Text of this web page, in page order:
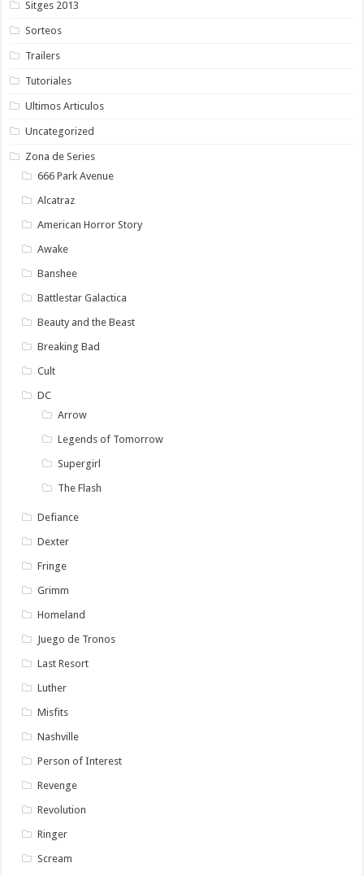
Sitges 2013
Sorteos
Trailers
Tutoriales
Ultimos Articulos
Uncategorized
Zona de Series
666 Park Avenue
Alcatraz
American Horror Story
Awake
Banshee
Battlestar Galactica
Beauty and the Beast
Breaking Bad
Cult
DC
Arrow
Legends of Tomorrow
Supergirl
The Flash
Defiance
Dexter
Fringe
Grimm
Homeland
Juego de Tronos
Last Resort
Luther
Misfits
Nashville
Person of Interest
Revenge
Revolution
Ringer
Scream